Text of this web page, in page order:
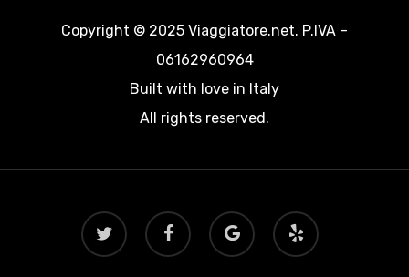
Copyright © 2025 Viaggiatore.net. P.IVA –
06162960964
Built with love in Italy
All rights reserved.
twitter facebook
google-
plus
yelp